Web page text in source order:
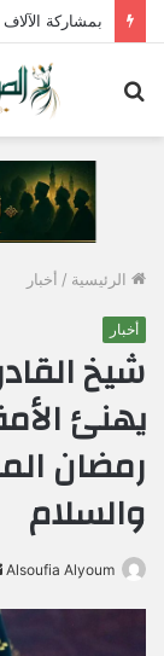
الرئيسية / أخبار
أخبار
شيخ
يهنئ
رمضان
والسلام
Alsoufia Alyoum